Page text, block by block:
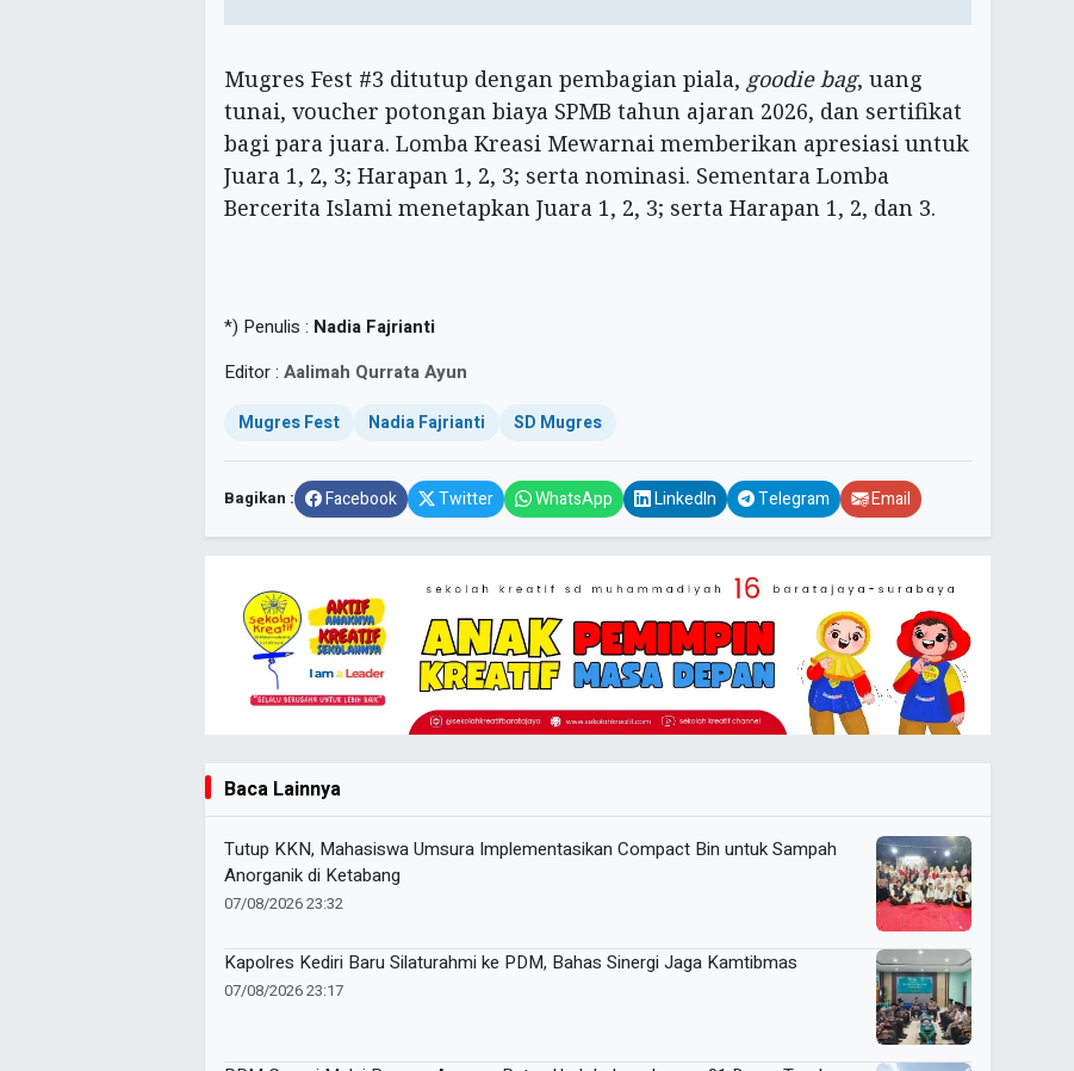
Mugres Fest #3 ditutup dengan pembagian piala, goodie bag, uang
tunai, voucher potongan biaya SPMB tahun ajaran 2026, dan sertifikat
bagi para juara. Lomba Kreasi Mewarnai memberikan apresiasi untuk
Juara 1, 2, 3; Harapan 1, 2, 3; serta nominasi. Sementara Lomba
Bercerita Islami menetapkan Juara 1, 2, 3; serta Harapan 1, 2, dan 3.
*) Penulis : Nadia Fajrianti
Editor : Aalimah Qurrata Ayun
Mugres Fest Nadia Fajrianti SD Mugres
Bagikan : Facebook Twitter WhatsApp LinkedIn Telegram Email
Baca Lainnya
Tutup KKN, Mahasiswa Umsura Implementasikan Compact Bin untuk Sampah
Anorganik di Ketabang
07/08/2026 23:32
Kapolres Kediri Baru Silaturahmi ke PDM, Bahas Sinergi Jaga Kamtibmas
07/08/2026 23:17